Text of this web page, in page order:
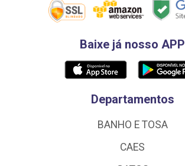
Baixe já nosso APP
Departamentos
BANHO E TOSA
CAES